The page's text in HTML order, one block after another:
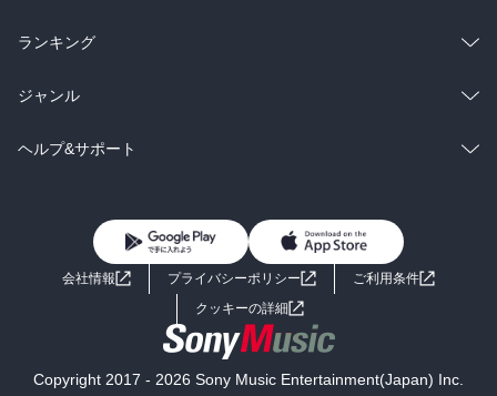
雑誌・グラビア
BL・TL
ラノベ
雑誌・グラビア
BL・TL
総合
ラノベ
雑誌・グラビア
ランキング
総合
ラノベ
ジャンル
コミック
ライトノベル 男子向けラノベ
小説
海外小説
ヘルプ&サポート
よくあるご質問 お問い合わせ
会社情報 プライバシーポリシー
ご利用条件
クッキーの詳細
Copyright 2017 - 2026 Sony Music Entertainment(Japan) Inc.